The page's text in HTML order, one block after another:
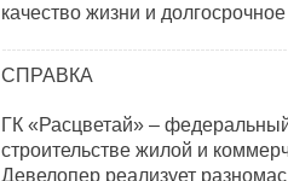
качество жизни и
СПРАВКА
ГК «Расцветай» –
строительстве жилой и
Девелопер реализует